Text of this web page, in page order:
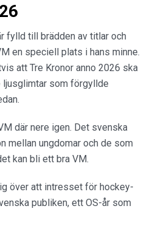
fylld till brädden av titlar och
en speciell plats i hans minne.
att Tre Kronor anno 2026 ska
ljusglimtar som förgyllde
där nere igen. Det svenska
mellan ungdomar och de som
kan bli ett bra VM.
över att intresset för hockey-
publiken, ett OS-år som